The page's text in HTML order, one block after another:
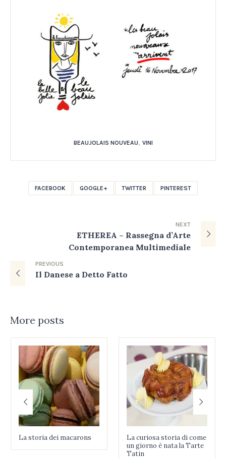
BEAUJOLAIS NOUVEAU, VINI
FACEBOOK GOOGLE+ TWITTER PINTEREST
NEXT
ETHEREA – Rassegna d’Arte
Contemporanea Multimediale
PREVIOUS
Il Danese a Detto Fatto
More posts
La storia dei macarons
La curiosa storia di come
un giorno è nata la Tarte
Tatin